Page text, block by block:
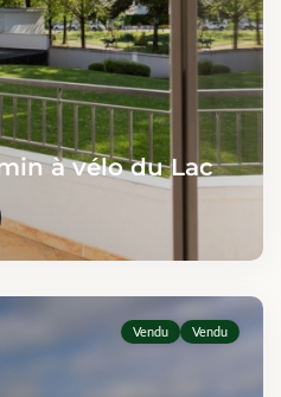
à vélo du Lac
Vendu Vendu